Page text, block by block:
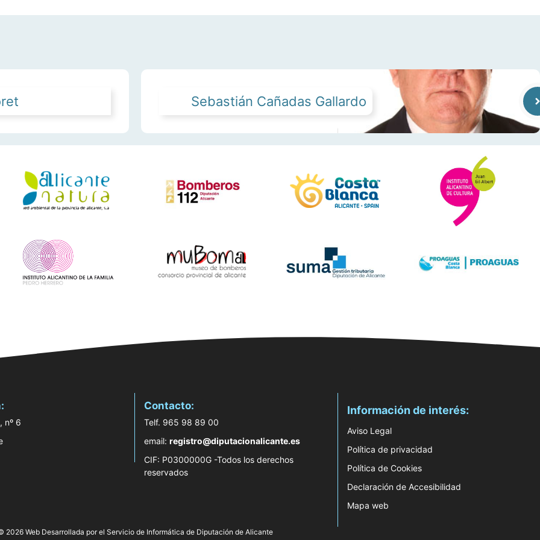
Sebastián Cañadas Gallardo
nº 6
Contacto:
Telf. 965 98 89 00
email: registro@diputacionalicante.es
CIF: P0300000G -Todos los derechos
reservados
Información de interés:
Aviso Legal
Política de privacidad
Política de Cookies
Declaración de Accesibilidad
Mapa web
2026 Web Desarrollada por el Servicio de Informática de Diputación de Alicante